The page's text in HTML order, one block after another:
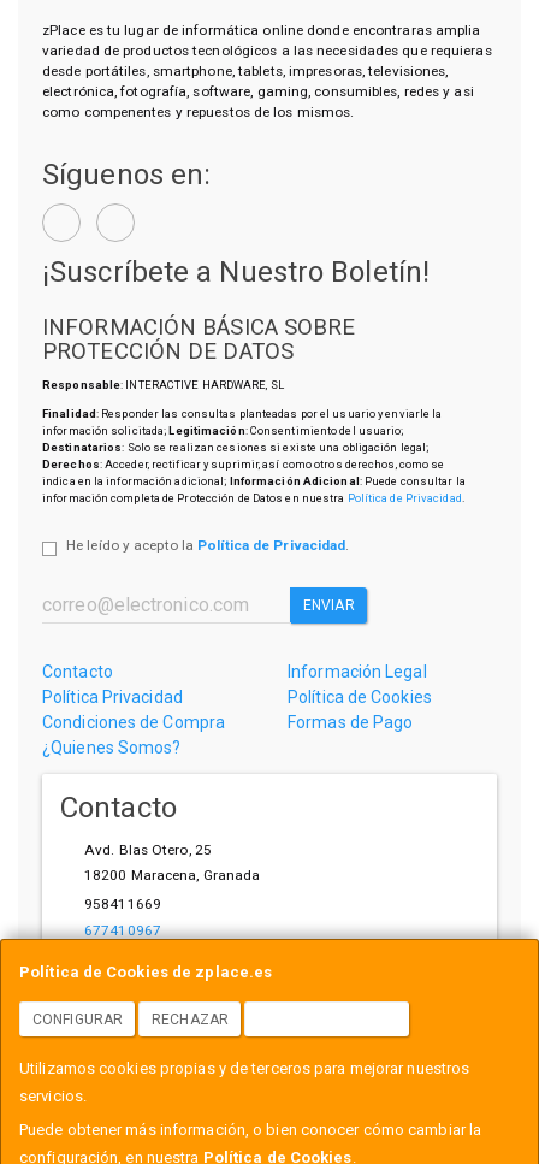
Política de Cookies de zplace.es
CONFIGURAR RECHAZAR
Utilizamos cookies propias y de terceros para mejorar nuestros
servicios.
Puede obtener más información, o bien conocer cómo cambiar la
configuración, en nuestra Política de Cookies.
zPlace es tu lugar de informática online donde encontraras amplia
variedad de productos tecnológicos a las necesidades que requieras
desde portátiles, smartphone, tablets, impresoras, televisiones,
electrónica, fotografía, software, gaming, consumibles, redes y asi
como compenentes y repuestos de los mismos.
Síguenos en:
¡Suscríbete a Nuestro Boletín!
INFORMACIÓN BÁSICA SOBRE
PROTECCIÓN DE DATOS
Responsable: INTERACTIVE HARDWARE, SL
Finalidad: Responder las consultas planteadas por el usuario y enviarle la
información solicitada;Legitimación: Consentimiento del usuario;
Destinatarios: Solo se realizan cesiones si existe una obligación legal;
Derechos: Acceder, rectificar y suprimir, así como otros derechos, como se
indica en la información adicional; Información Adicional: Puede consultar la
información completa de Protección de Datos en nuestra Política de Privacidad
He leído y acepto la Política de Privacidad.
ENVIAR
Contacto
Información Legal
Política Privacidad
Política de Cookies
Condiciones de Compra
Formas de Pago
¿Quienes Somos?
Contacto
Avd. Blas Otero, 25
18200 Maracena, Granada
958411669
677410967
Horario
L-V: 10:00-14:00, 17:00-21:00